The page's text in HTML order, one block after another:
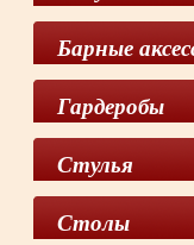
Барные
Гардеробы
Cтулья
Столы